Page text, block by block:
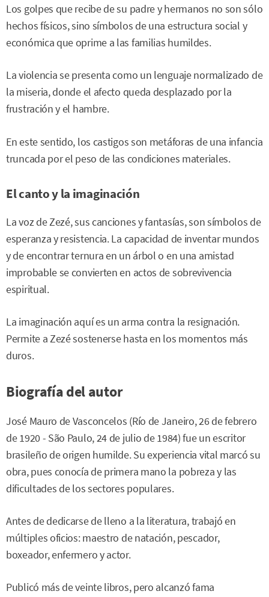
Los golpes que recibe de su padre y hermanos no son sólo
hechos físicos, sino símbolos de una estructura social y
económica que oprime a las familias humildes.
La violencia se presenta como un lenguaje normalizado de
la miseria, donde el afecto queda desplazado por la
frustración y el hambre.
En este sentido, los castigos son metáforas de una infancia
truncada por el peso de las condiciones materiales.
El canto y la imaginación
La voz de Zezé, sus canciones y fantasías, son símbolos de
esperanza y resistencia. La capacidad de inventar mundos
y de encontrar ternura en un árbol o en una amistad
improbable se convierten en actos de sobrevivencia
espiritual.
La imaginación aquí es un arma contra la resignación.
Permite a Zezé sostenerse hasta en los momentos más
duros.
Biografía del autor
José Mauro de Vasconcelos (Río de Janeiro, 26 de febrero
de 1920 - São Paulo, 24 de julio de 1984) fue un escritor
brasileño de origen humilde. Su experiencia vital marcó su
obra, pues conocía de primera mano la pobreza y las
dificultades de los sectores populares.
Antes de dedicarse de lleno a la literatura, trabajó en
múltiples oficios: maestro de natación, pescador,
boxeador, enfermero y actor.
Publicó más de veinte libros, pero alcanzó fama